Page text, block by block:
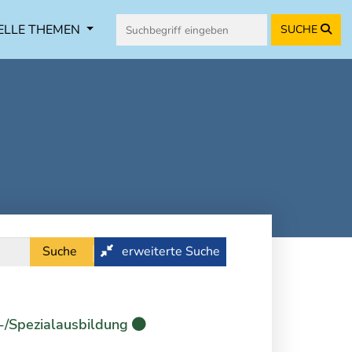
THEMEN SUCHE
Suche erweiterte Suche
Spezialausbildung